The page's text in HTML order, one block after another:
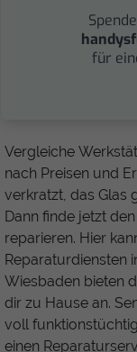
für
Vergleiche
nach Preisen und
verkratzt, das Glas
Dann finde jetzt
reparieren. Hier
Reparaturdiensten
Wiesbaden bieten
dir zu Hause an.
voll
einen